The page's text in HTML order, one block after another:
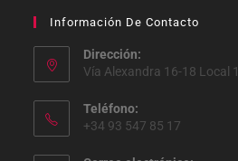
Información De Contacto
Dirección:
Vía Alexandra 16-18 Local 1
Teléfono:
+34 93 547 85 17